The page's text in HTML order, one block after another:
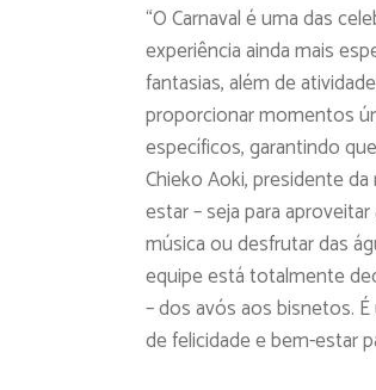
“O Carnaval é uma das
experiência ainda mais
fantasias, além de
proporcionar momentos
específicos, garantindo
Chieko Aoki, presidente
estar – seja para
música ou desfrutar das
equipe está totalmente
– dos avós aos bisnetos.
de felicidade e bem-estar